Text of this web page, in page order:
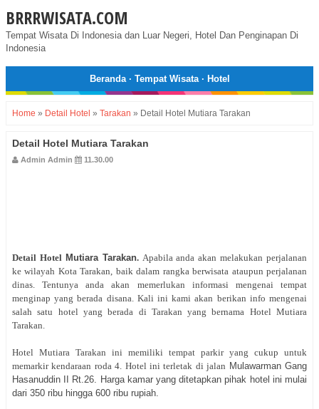
BRRRWISATA.COM
Tempat Wisata Di Indonesia dan Luar Negeri, Hotel Dan Penginapan Di
Indonesia
Beranda· Tempat Wisata· Hotel
Home » Detail Hotel » Tarakan » Detail Hotel Mutiara Tarakan
Detail Hotel Mutiara Tarakan
Admin Admin 11.30.00
Detail Hotel Mutiara Tarakan. Apabila anda akan melakukan perjalanan
ke wilayah Kota Tarakan, baik dalam rangka berwisata ataupun perjalanan
dinas. Tentunya anda akan memerlukan informasi mengenai tempat
menginap yang berada disana. Kali ini kami akan berikan info mengenai
salah satu hotel yang berada di Tarakan yang bernama Hotel Mutiara
Tarakan.
Hotel Mutiara Tarakan ini memiliki tempat parkir yang cukup untuk
memarkir kendaraan roda 4. Hotel ini terletak di jalan Mulawarman Gang
Hasanuddin II Rt.26. Harga kamar yang ditetapkan pihak hotel ini mulai
dari 350 ribu hingga 600 ribu rupiah.